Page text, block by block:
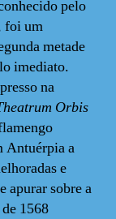
pelo
foi um
metade
imediato.
na
Orbis
Antuérpia a
e
apurar sobre a
1568